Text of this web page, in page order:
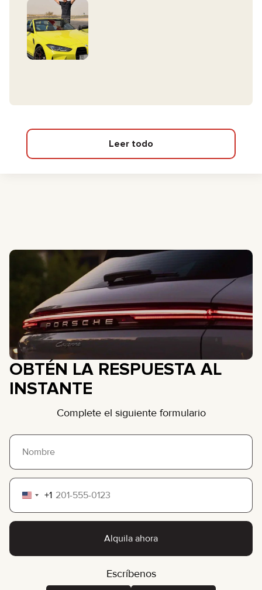
Leer todo
OBTÉN LA RESPUESTA AL
INSTANTE
Complete el siguiente formulario
United
States
+1
Alquila ahora
Escríbenos